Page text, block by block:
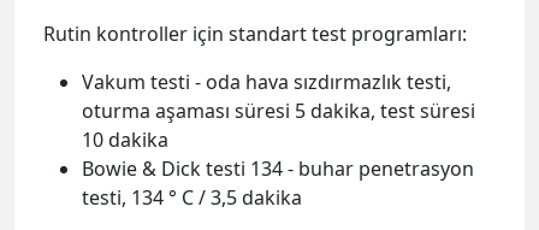
Rutin kontroller için standart test programları:
Vakum testi - oda hava sızdırmazlık testi,
oturma aşaması süresi 5 dakika, test süresi
10 dakika
Bowie & Dick testi 134 - buhar penetrasyon
testi, 134 ° C / 3,5 dakika